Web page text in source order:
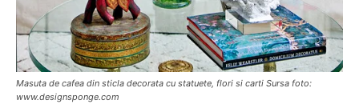
Masuta de cafea din sticla decorata cu statuete, flori si carti Sursa foto:
www.designsponge.com